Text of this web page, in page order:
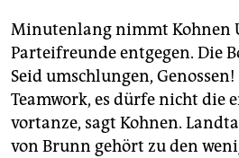
Minutenlang nimmt Kohnen
Parteifreunde entgegen. Die
Seid umschlungen,
Teamwork, es dürfe nicht die
vortanze, sagt Kohnen.
von Brunn gehört zu den